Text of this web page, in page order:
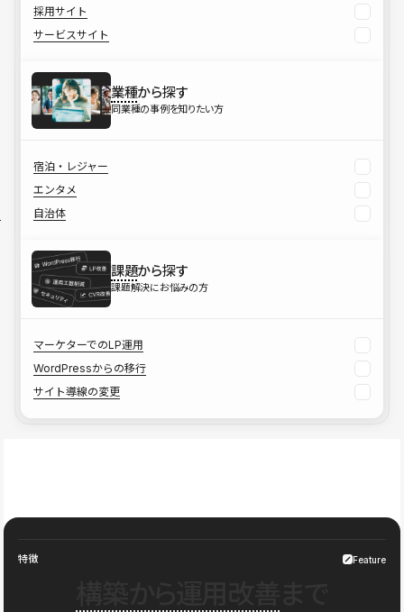
採用サイト
サービスサイト
業種から探す
同業種の事例を知りたい方
宿泊・レジャー
エンタメ
自治体
課題から探す
課題解決にお悩みの方
マーケターでのLP運用
WordPressからの移行
サイト導線の変更
特徴 Feature